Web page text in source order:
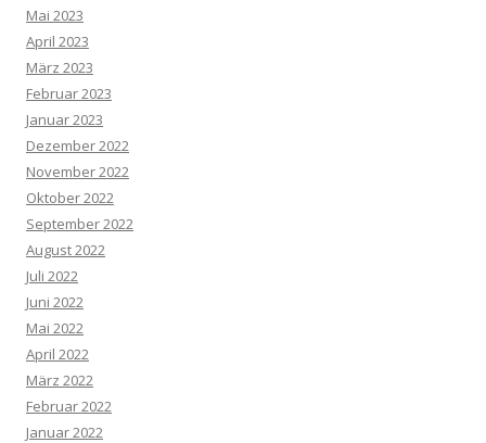
Mai 2023
April 2023
März 2023
Februar 2023
Januar 2023
Dezember 2022
November 2022
Oktober 2022
September 2022
August 2022
Juli 2022
Juni 2022
Mai 2022
April 2022
März 2022
Februar 2022
Januar 2022